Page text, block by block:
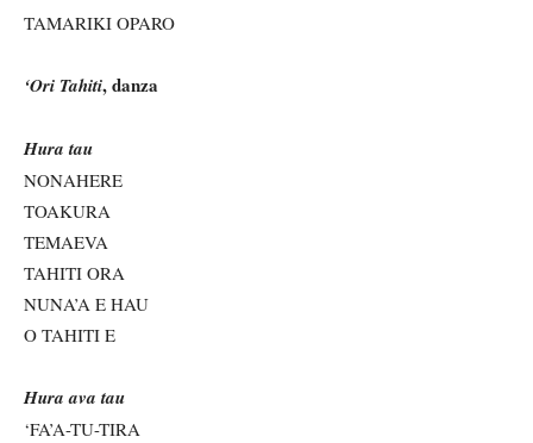
TAMARIKI OPARO
‘Ori Tahiti, danza
Hura tau
NONAHERE
TOAKURA
TEMAEVA
TAHITI ORA
NUNA’A E HAU
O TAHITI E
Hura ava tau
‘FA’A-TU-TIRA